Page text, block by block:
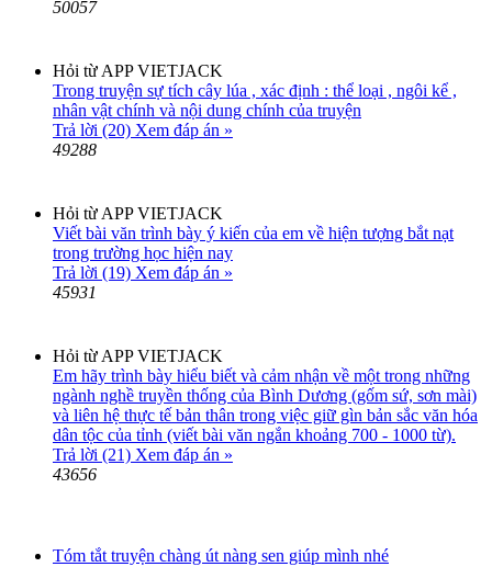
50057
Hỏi từ APP VIETJACK
Trong truyện sự tích cây lúa , xác định : thể loại , ngôi kể ,
nhân vật chính và nội dung chính của truyện
Trả lời (20) Xem đáp án »
49288
Hỏi từ APP VIETJACK
Viết bài văn trình bày ý kiến của em về hiện tượng bắt nạt
trong trường học hiện nay
Trả lời (19) Xem đáp án »
45931
Hỏi từ APP VIETJACK
Em hãy trình bày hiểu biết và cảm nhận về một trong những
ngành nghề truyền thống của Bình Dương (gốm sứ, sơn mài)
và liên hệ thực tế bản thân trong việc giữ gìn bản sắc văn hóa
dân tộc của tỉnh (viết bài văn ngắn khoảng 700 - 1000 từ).
Trả lời (21) Xem đáp án »
43656
Tóm tắt truyện chàng út nàng sen giúp mình nhé